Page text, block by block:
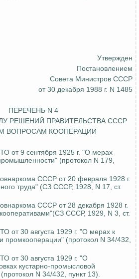
Утвержден
Постановлением
Совета Министров СССР
от 30 декабря 1988 г. N 1485
ПЕРЕЧЕНЬ N 4
РЕШЕНИЙ ПРАВИТЕЛЬСТВА СССР
ВОПРОСАМ КООПЕРАЦИИ
от 9 сентября 1925 г. "О мерах
(протокол N 179,
СССР от 20 февраля 1928 г.
труда" (СЗ СССР, 1928, N 17, ст.
СССР от 28 декабря 1928 г.
"(СЗ СССР, 1929, N 3, ст.
от 30 августа 1929 г. "О мерах к
промкооперации" (протокол N 34/432,
от 30 августа 1929 г. "О
кустарно-промысловой
N 34/432, пункт 13).